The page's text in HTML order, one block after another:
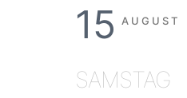
15 AUGUST
SAMSTAG